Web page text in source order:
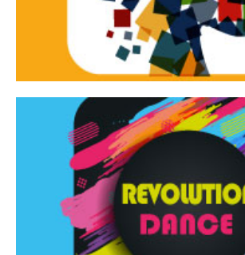
Tracce dinamiche
Revolution Dance
Rassegna di danza contemporanea